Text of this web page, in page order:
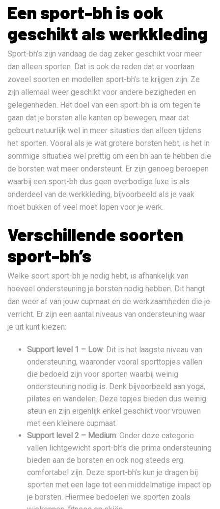
Een sport-bh is ook
geschikt als werkkleding
Sport-bh’s zijn vandaag de dag zeker geschikt voor meer
dan alleen sporten. Dat is ook de reden dat er voortaan
zoveel soorten en modellen sport-bh’s te krijgen zijn. Ze
zijn allemaal weer geschikt voor andere bezigheden en
gelegenheden. Het doel van een sport-bh is om tegen te
gaan dat je borsten alle kanten op bewegen, maar dat
gebeurt natuurlijk wel in meer situaties dan alleen tijdens
het sporten. Vooral als je wat grotere borsten hebt, is het in
sommige situaties wel prettig om een bh aan te hebben die
de borsten wat meer ondersteunt. Er zijn genoeg beroepen
waarbij een sport-bh dus geen overbodige luxe is als
onderdeel van de werkkleding, bijvoorbeeld als je vaak
moet bukken of veel moet lopen voor je werk.
Verschillende soorten
sport-bh’s
Welke soort sport-bh je nodig hebt, is afhankelijk van
hoeveel ondersteuning je borsten nodig hebben. Dit hangt
dan weer af van jouw cupmaat en de werkzaamheden die je
verricht. Er zijn een aantal niveaus van ondersteuning waar
je uit kunt kiezen:
Support level 1 – Low: Dit is het laagste niveau van
ondersteuning, waaronder vooral sporttopjes vallen
die bedoeld zijn voor sporten waarbij weinig
ondersteuning nodig is. Denk bijvoorbeeld aan yoga,
pilates en wandelen. Deze topjes bieden dus weinig
steun en zijn eigenlijk enkel geschikt voor vrouwen
met een kleinere cupmaat.
Support level 2 – Medium: Onder deze categorie
vallen lichtgewicht sport-bh’s die prima ondersteuning
bieden aan de borsten en ook nog steeds erg
comfortabel zijn. Deze sport-bh’s kun je dragen bij
sporten met een lage tot een middelmatige impact op
je borsten. Hiermee bedoelen we sporten zoals